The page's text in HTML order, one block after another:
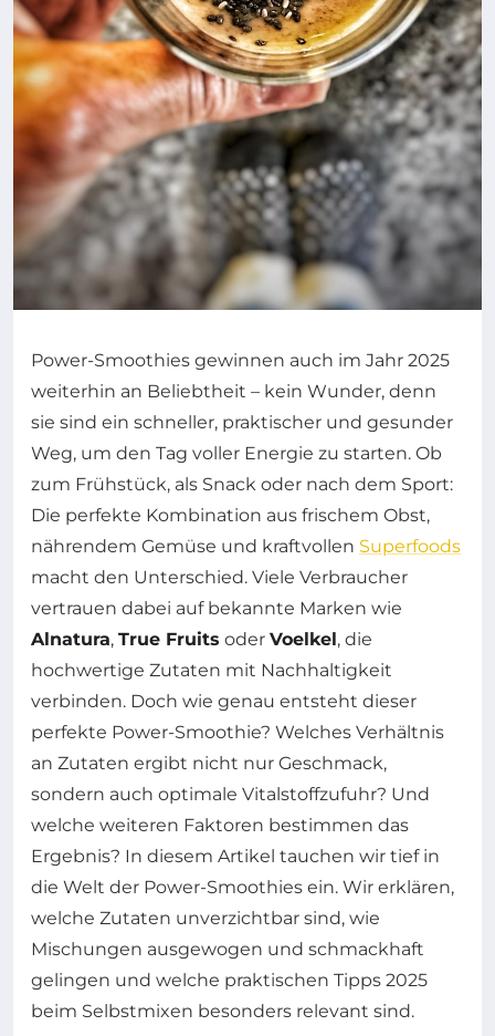
Power-Smoothies gewinnen auch im Jahr 2025
weiterhin an Beliebtheit – kein Wunder, denn
sie sind ein schneller, praktischer und gesunder
Weg, um den Tag voller Energie zu starten. Ob
zum Frühstück, als Snack oder nach dem Sport:
Die perfekte Kombination aus frischem Obst,
nährendem Gemüse und kraftvollen Superfoods
macht den Unterschied. Viele Verbraucher
vertrauen dabei auf bekannte Marken wie
Alnatura, True Fruits oder Voelkel, die
hochwertige Zutaten mit Nachhaltigkeit
verbinden. Doch wie genau entsteht dieser
perfekte Power-Smoothie? Welches Verhältnis
an Zutaten ergibt nicht nur Geschmack,
sondern auch optimale Vitalstoffzufuhr? Und
welche weiteren Faktoren bestimmen das
Ergebnis? In diesem Artikel tauchen wir tief in
die Welt der Power-Smoothies ein. Wir erklären,
welche Zutaten unverzichtbar sind, wie
Mischungen ausgewogen und schmackhaft
gelingen und welche praktischen Tipps 2025
beim Selbstmixen besonders relevant sind.